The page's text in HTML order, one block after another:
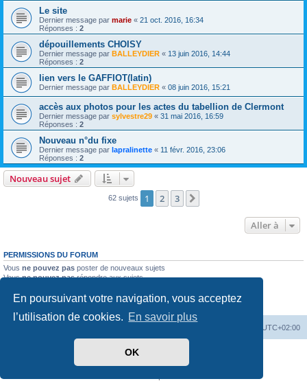
En poursuivant votre navigation, vous acceptez
l’utilisation de cookies. En savoir plus
OK
Le site
Dernier message par marie « 21 oct. 2016, 16:34
Réponses : 2
dépouillements CHOISY
Dernier message par BALLEYDIER « 13 juin 2016, 14:44
Réponses : 2
lien vers le GAFFIOT(latin)
Dernier message par BALLEYDIER « 08 juin 2016, 15:21
accès aux photos pour les actes du tabellion de Clermont
Dernier message par sylvestre29 « 31 mai 2016, 16:59
Réponses : 2
Nouveau n°du fixe
Dernier message par lapralinette « 11 févr. 2016, 23:06
Réponses : 2
Nouveau sujet
62 sujets 1 2 3
Aller à
PERMISSIONS DU FORUM
Vous ne pouvez pas poster de nouveaux sujets
Vousne pouvez pasrépondre aux sujets
Vousne pouvez passupprimer vos messages
ne pouvez pas joindre des fichiers
UTC+02:00
phpBB ® Forum Software © phpBB Limited
phpBB-fr.com